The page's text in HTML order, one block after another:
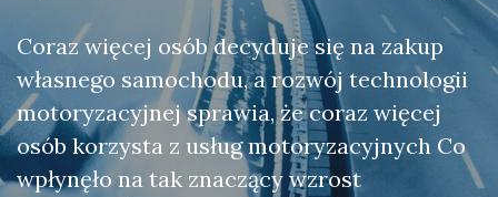
Coraz więcej osób decyduje się na zakup
własnego samochodu, a rozwój technologii
motoryzacyjnej sprawia, że coraz więcej
osób korzysta z usług motoryzacyjnych Co
wpłynęło na tak znaczący wzrost